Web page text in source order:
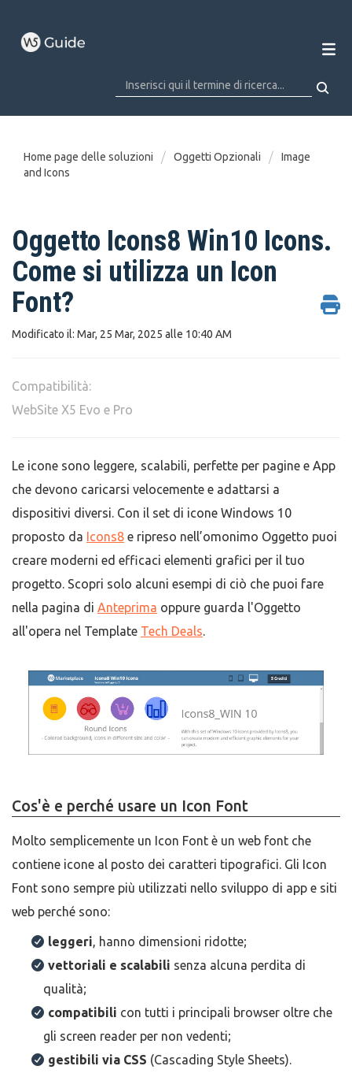
Home page delle soluzioni Oggetti Opzionali
Image
and Icons
Oggetto Icons8 Win10 Icons.
Come si utilizza un Icon
Font?
Modificato il: Mar, 25 Mar, 2025 alle 10:40 AM
Compatibilità:
WebSite X5 Evo e Pro
Le icone sono leggere, scalabili, perfette per pagine e App
che devono caricarsi velocemente e adattarsi a
dispositivi diversi. Con il set di icone Windows 10
proposto da Icons8 e ripreso nell’omonimo Oggetto puoi
creare moderni ed efficaci elementi grafici per il tuo
progetto. Scopri solo alcuni esempi di ciò che puoi fare
nella pagina di Anteprima oppure guarda l'Oggetto
all'opera nel Template Tech Deals.
Cos'è e perché usare un Icon Font
Molto semplicemente un Icon Font è un web font che
contiene icone al posto dei caratteri tipografici. Gli Icon
Font sono sempre più utilizzati nello sviluppo di app e siti
web perché sono:
leggeri, hanno dimensioni ridotte;
vettoriali e scalabili senza alcuna perdita di
qualità;
compatibili con tutti i principali browser oltre che
gli screen reader per non vedenti;
gestibili via CSS (Cascading Style Sheets).